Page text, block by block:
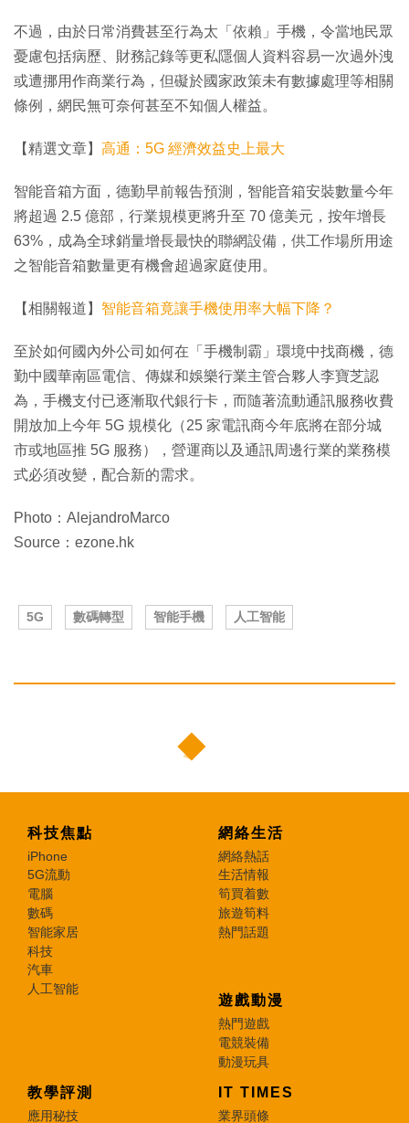
不過，由於日常消費甚至行為太「依賴」手機，令當地民眾
憂慮包括病歷、財務記錄等更私隱個人資料容易一次過外洩
或遭挪用作商業行為，但礙於國家政策未有數據處理等相關
條例，網民無可奈何甚至不知個人權益。
【精選文章】 高通：5G 經濟效益史上最大
智能音箱方面，德勤早前報告預測，智能音箱安裝數量今年
將超過 2.5 億部，行業規模更將升至 70 億美元，按年增長
63%，成為全球銷量增長最快的聯網設備，供工作場所用途
之智能音箱數量更有機會超過家庭使用。
【相關報道】 智能音箱竟讓手機使用率大幅下降？
至於如何國內外公司如何在「手機制霸」環境中找商機，德
勤中國華南區電信、傳媒和娛樂行業主管合夥人李寶芝認
為，手機支付已逐漸取代銀行卡，而隨著流動通訊服務收費
開放加上今年 5G 規模化（25 家電訊商今年底將在部分城
市或地區推 5G 服務），營運商以及通訊周邊行業的業務模
式必須改變，配合新的需求。
Photo：AlejandroMarco
Source：ezone.hk
5G 數碼轉型 智能手機 人工智能
科技焦點
iPhone
5G流動
電腦
數碼
智能家居
科技
汽車
人工智能
網絡生活
網絡熱話
生活情報
筍買着數
旅遊筍料
熱門話題
遊戲動漫
熱門遊戲
電競裝備
動漫玩具
教學評測
應用秘技
IT TIMES
業界頭條